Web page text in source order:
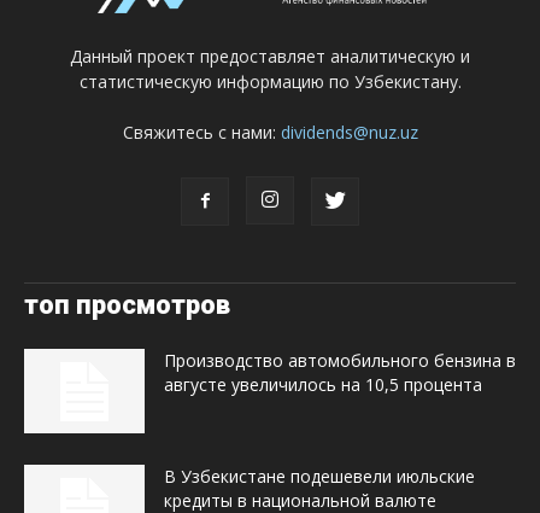
Данный проект предоставляет аналитическую и
статистическую информацию по Узбекистану.
Свяжитесь с нами: dividends@nuz.uz
топ просмотров
Производство автомобильного бензина в
августе увеличилось на 10,5 процента
В Узбекистане подешевели июльские
кредиты в национальной валюте